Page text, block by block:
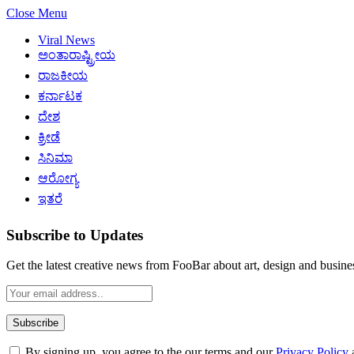
Close Menu
Viral News
ಅಂತಾರಾಷ್ಟ್ರೀಯ
ರಾಜಕೀಯ
ಕರ್ನಾಟಕ
ದೇಶ
ಕ್ರೀಡೆ
ಸಿನಿಮಾ
ಆರೋಗ್ಯ
ಇತರೆ
Subscribe to Updates
Get the latest creative news from FooBar about art, design and